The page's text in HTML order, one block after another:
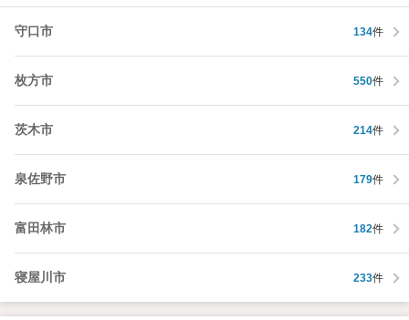
守口市 134件
枚方市 550件
茨木市 214件
泉佐野市 179件
富田林市 182件
寝屋川市 233件